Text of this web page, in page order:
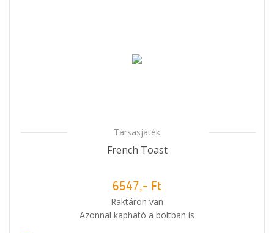
Társasjáték
French Toast
6547,- Ft
Raktáron van
Azonnal kapható a boltban is